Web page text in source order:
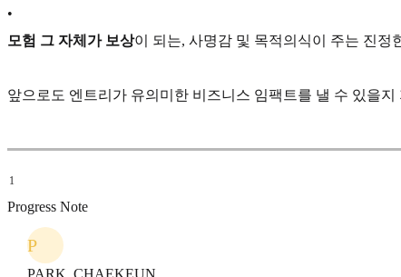
•
모험 그 자체가 보상이 되는, 사명감 및 목적의식이 주는 진정
앞으로도 엔트리가 유의미한 비즈니스 임팩트를 낼 수 있을
Progress Note
P
1